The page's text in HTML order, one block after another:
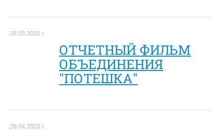
28.05.2020 г.
ОТЧЕТНЫЙ ФИЛЬМ
ОБЪЕДИНЕНИЯ
"ПОТЕШКА"
28.04.2020 г.